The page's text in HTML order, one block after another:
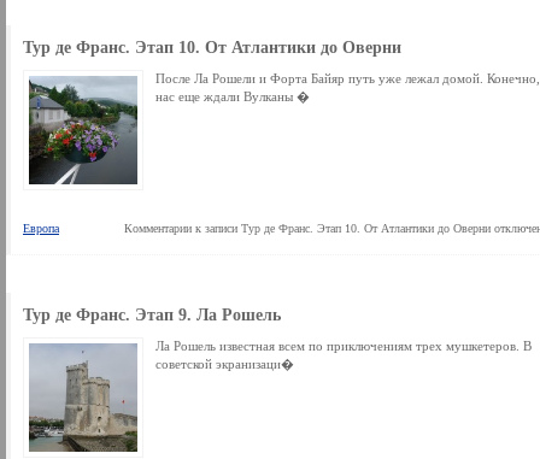
Тур де Франс. Этап 10. От Атлантики до Оверни
После Ла Рошели и Форта Байяр путь уже лежал домой. Конечно,
нас еще ждали Вулканы �
Европа Комментарии к записи Тур де Франс. Этап 10. От Атлантики до Оверни
Тур де Франс. Этап 9. Ла Рошель
Ла Рошель известная всем по приключениям трех мушкетеров. В
советской экранизаци�